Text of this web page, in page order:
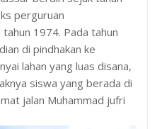
perguruan
1974. Pada tahun
di pindhakan ke
lahan yang luas disana,
siswa yang berada di
jalan Muhammad jufri